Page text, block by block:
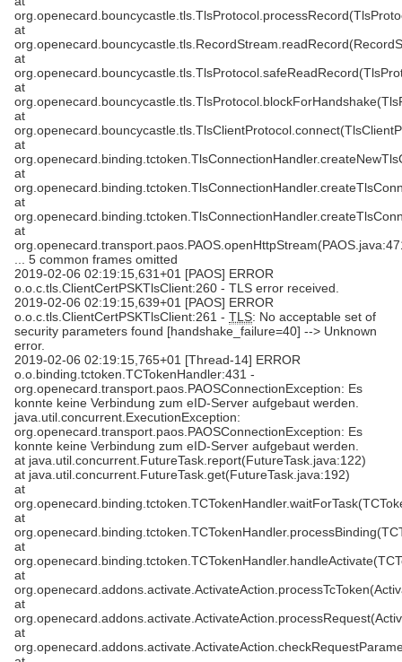
at
at
at
at
at
at
at
at
... 5 common frames omitted
2019-02-06 02:19:15,631+01 [PAOS] ERROR
o.o.c.tls.ClientCertPSKTlsClient:260 - TLS error received.
2019-02-06 02:19:15,639+01 [PAOS] ERROR
o.o.c.tls.ClientCertPSKTlsClient:261 - TLS: No acceptable set of
security parameters found [handshake_failure=40] --> Unknown
error.
2019-02-06 02:19:15,765+01 [Thread-14] ERROR
o.o.binding.tctoken.TCTokenHandler:431 -
org.openecard.transport.paos.PAOSConnectionException: Es
konnte keine Verbindung zum eID-Server aufgebaut werden.
java.util.concurrent.ExecutionException:
org.openecard.transport.paos.PAOSConnectionException: Es
konnte keine Verbindung zum eID-Server aufgebaut werden.
at java.util.concurrent.FutureTask.report(FutureTask.java:122)
at java.util.concurrent.FutureTask.get(FutureTask.java:192)
at
at
at
at
at
at